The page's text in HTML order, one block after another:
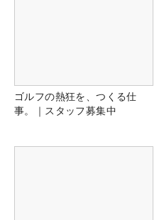
ゴルフの熱狂を、つくる仕
事。｜スタッフ募集中